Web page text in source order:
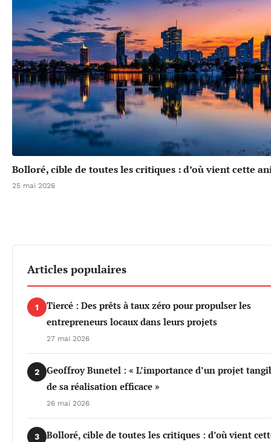
Bolloré, cible de toutes les critiques : d’où vient cette
25 mai 2026
Articles populaires
1
Tiercé : Des prêts à taux zéro pour propulser les
entrepreneurs locaux dans leurs projets
27 mai 2026
2
Geoffroy Bunetel : « L’importance d’un projet
de sa réalisation efficace »
26 mai 2026
3
Bolloré, cible de toutes les critiques : d’où vient